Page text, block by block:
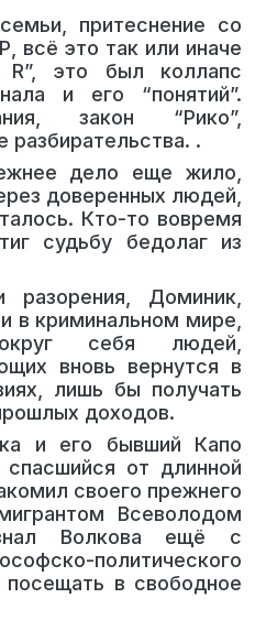
притеснение со
всё это так или иначе
R”, это был коллапс
и его “понятий”.
закон “Рико”,
разбирательства. .
дело еще жило,
доверенных людей,
Кто-то вовремя
судьбу бедолаг из
разорения, Доминик,
в криминальном мире,
себя людей,
вновь вернутся в
лишь бы получать
доходов.
и его бывший Капо
от длинной
своего прежнего
Всеволодом
Волкова ещё с
политического
в свободное